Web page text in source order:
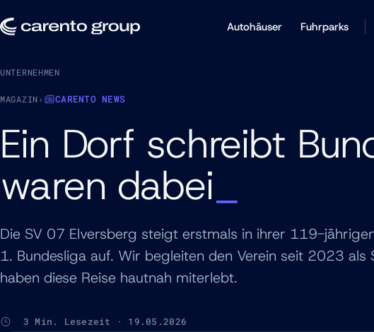
Autohäuser Fuhrparks
UNTERNEHMEN
MAGAZIN› CARENTO NEWS
Ein Dorf schreibt
waren dabei
Die SV 07 Elversberg steigt erstmals in ihrer 119-
1. Bundesliga auf. Wir begleiten den Verein seit 2023 als
haben diese Reise hautnah miterlebt.
3 Min. Lesezeit · 19.05.2026